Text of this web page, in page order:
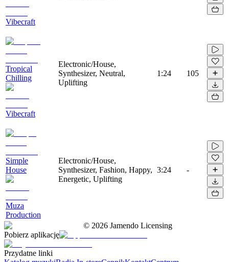
Vibecraft
Tropical
Chilling
Vibecraft
Electronic/House,
Synthesizer, Neutral,
Uplifting
1:24 105
Simple
House
Muza
Production
Electronic/House,
Synthesizer, Fashion, Happy,
Energetic, Uplifting
3:24 -
© 2026 Jamendo Licensing
Pobierz aplikację
Przydatne linki